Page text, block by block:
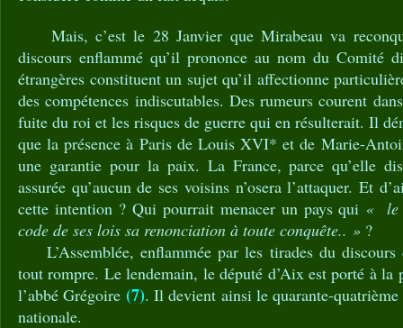
Mais, c’est le 28 Janvier que Mirabeau va
discours enflammé qu’il prononce au nom du Comité
étrangères constituent un sujet qu’il affectionne
des compétences indiscutables. Des rumeurs courent
fuite du roi et les risques de guerre qui en résulterait. Il
que la présence à Paris de Louis XVI* et de Marie-
une garantie pour la paix. La France, parce qu’elle
assurée qu’aucun de ses voisins n’osera l’attaquer. Et
cette intention ? Qui pourrait menacer un pays qui « le
code de ses lois sa renonciation à toute conquête.. » ?
L’Assemblée, enflammée par les tirades du discours
tout rompre. Le lendemain, le député d’Aix est porté à la
l’abbé Grégoire (7). Il devient ainsi le quarante-quatrième
nationale.